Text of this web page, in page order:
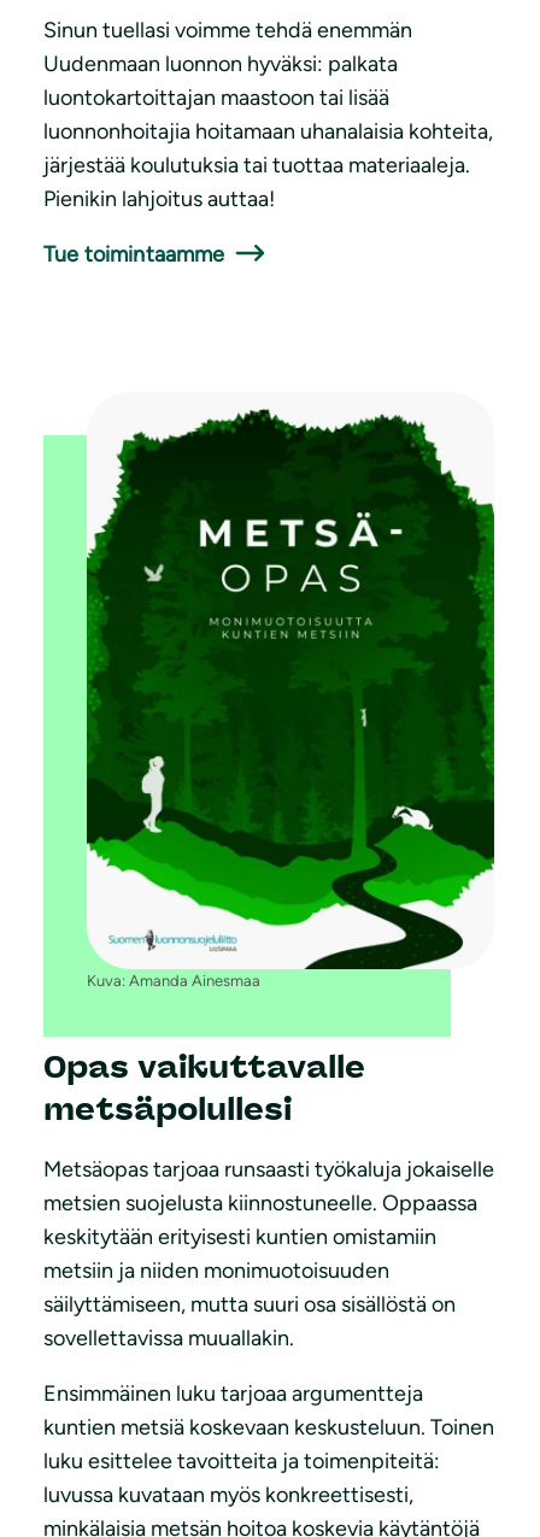
Sinun tuellasi voimme tehdä enemmän
Uudenmaan luonnon hyväksi: palkata
luontokartoittajan maastoon tai lisää
luonnonhoitajia hoitamaan uhanalaisia kohteita,
järjestää koulutuksia tai tuottaa materiaaleja.
Pienikin lahjoitus auttaa!
Tue toimintaamme
Kuva: Amanda Ainesmaa
Opas vaikuttavalle
metsäpolullesi
Metsäopas tarjoaa runsaasti työkaluja jokaiselle
metsien suojelusta kiinnostuneelle. Oppaassa
keskitytään erityisesti kuntien omistamiin
metsiin ja niiden monimuotoisuuden
säilyttämiseen, mutta suuri osa sisällöstä on
sovellettavissa muuallakin.
Ensimmäinen luku tarjoaa argumentteja
kuntien metsiä koskevaan keskusteluun. Toinen
luku esittelee tavoitteita ja toimenpiteitä:
luvussa kuvataan myös konkreettisesti,
minkälaisia metsän hoitoa koskevia käytäntöjä